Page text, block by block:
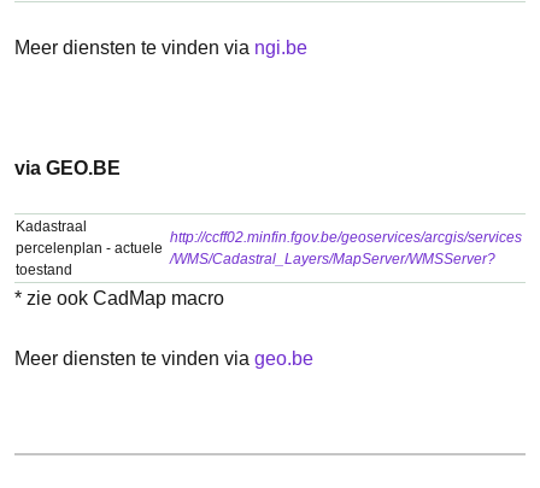
Meer diensten te vinden via ngi.be
via GEO.BE
Kadastraal
percelenplan - actuele
toestand
http://ccff02.minfin.fgov.be/geoservices/arcgis/services
/WMS/Cadastral_Layers/MapServer/WMSServer?
* zie ook CadMap macro
Meer diensten te vinden via geo.be